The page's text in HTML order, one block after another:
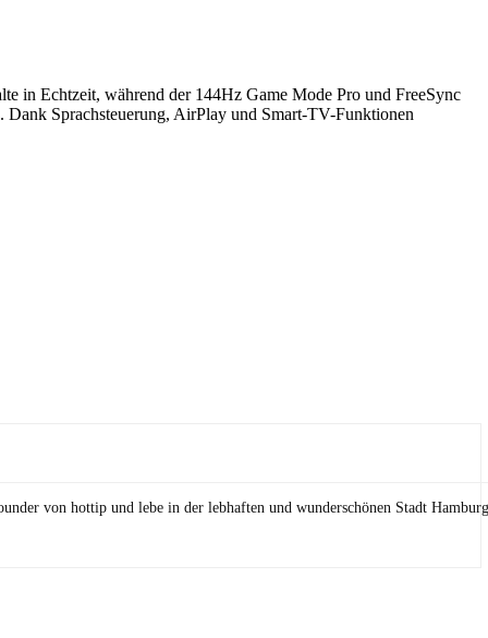
in Echtzeit, während der 144Hz Game Mode Pro und FreeSync
Sprachsteuerung, AirPlay und Smart-TV-Funktionen
von hottip und lebe in der lebhaften und wunderschönen Stadt